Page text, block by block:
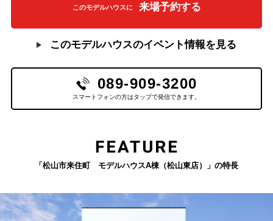
このモデルハウスに 来場予約する
このモデルハウスのイベント情報を見る
089-909-3200
スマートフォンの方はタップで発信できます。
「松山市来住町 モデルハウスA棟（松山東店）」の特長